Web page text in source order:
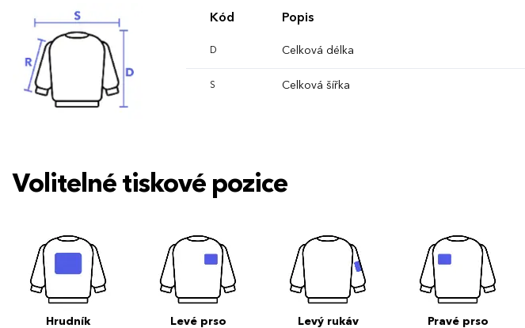
Kód Popis
D Celková délka
S Celková šířka
Volitelné tiskové pozice
Hrudník Levé prso Levý rukáv Pravé prso